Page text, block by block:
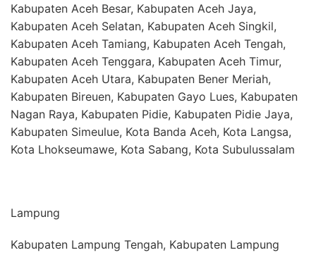
Kabupaten Aceh Besar, Kabupaten Aceh Jaya,
Kabupaten Aceh Selatan, Kabupaten Aceh Singkil,
Kabupaten Aceh Tamiang, Kabupaten Aceh Tengah,
Kabupaten Aceh Tenggara, Kabupaten Aceh Timur,
Kabupaten Aceh Utara, Kabupaten Bener Meriah,
Kabupaten Bireuen, Kabupaten Gayo Lues, Kabupaten
Nagan Raya, Kabupaten Pidie, Kabupaten Pidie Jaya,
Kabupaten Simeulue, Kota Banda Aceh, Kota Langsa,
Kota Lhokseumawe, Kota Sabang, Kota Subulussalam
Lampung
Kabupaten Lampung Tengah, Kabupaten Lampung